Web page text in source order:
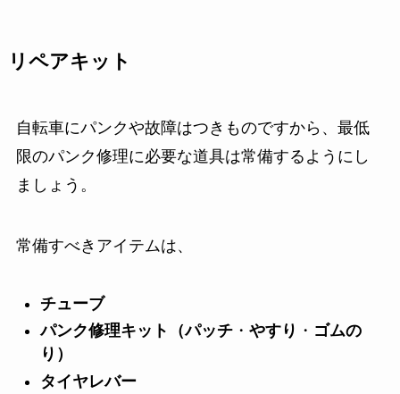
リペアキット
自転車にパンクや故障はつきものですから、最低
限のパンク修理に必要な道具は常備するようにし
ましょう。
常備すべきアイテムは、
チューブ
パンク修理キット（パッチ・ やすり ・ ゴムの
り）
タイヤレバー